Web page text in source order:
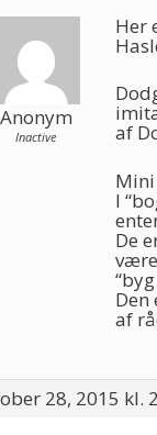
Anonym
Inactive
Her
af
I
De
af
28, 2015 kl.